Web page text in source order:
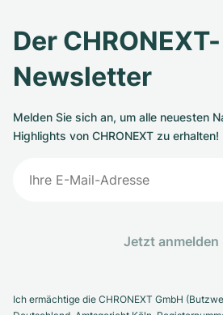
Der CHRONEXT-
Newsletter
Melden Sie sich an, um alle neuesten
Highlights von CHRONEXT zu erhalten!
Jetzt anmelden
Ich ermächtige die CHRONEXT GmbH